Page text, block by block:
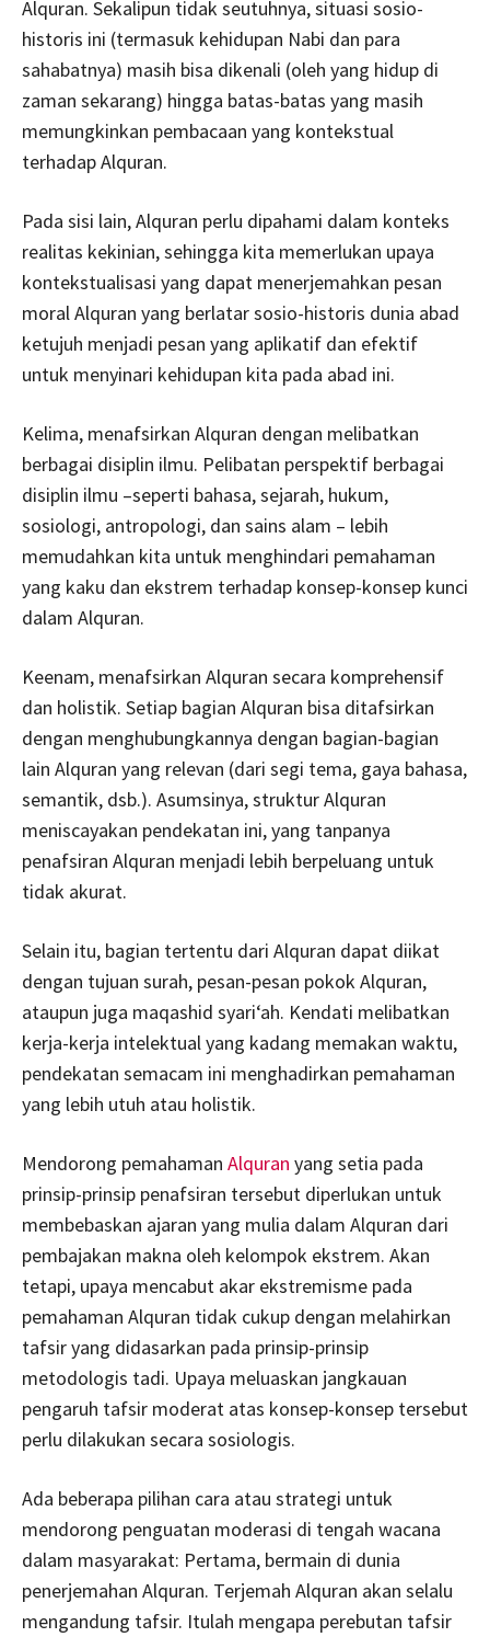
Alquran. Sekalipun tidak seutuhnya, situasi sosio-
historis ini (termasuk kehidupan Nabi dan para
sahabatnya) masih bisa dikenali (oleh yang hidup di
zaman sekarang) hingga batas-batas yang masih
memungkinkan pembacaan yang kontekstual
terhadap Alquran.
Pada sisi lain, Alquran perlu dipahami dalam konteks
realitas kekinian, sehingga kita memerlukan upaya
kontekstualisasi yang dapat menerjemahkan pesan
moral Alquran yang berlatar sosio-historis dunia abad
ketujuh menjadi pesan yang aplikatif dan efektif
untuk menyinari kehidupan kita pada abad ini.
Kelima, menafsirkan Alquran dengan melibatkan
berbagai disiplin ilmu. Pelibatan perspektif berbagai
disiplin ilmu –seperti bahasa, sejarah, hukum,
sosiologi, antropologi, dan sains alam – lebih
memudahkan kita untuk menghindari pemahaman
yang kaku dan ekstrem terhadap konsep-konsep kunci
dalam Alquran.
Keenam, menafsirkan Alquran secara komprehensif
dan holistik. Setiap bagian Alquran bisa ditafsirkan
dengan menghubungkannya dengan bagian-bagian
lain Alquran yang relevan (dari segi tema, gaya bahasa,
semantik, dsb.). Asumsinya, struktur Alquran
meniscayakan pendekatan ini, yang tanpanya
penafsiran Alquran menjadi lebih berpeluang untuk
tidak akurat.
Selain itu, bagian tertentu dari Alquran dapat diikat
dengan tujuan surah, pesan-pesan pokok Alquran,
ataupun juga maqashid syari‘ah. Kendati melibatkan
kerja-kerja intelektual yang kadang memakan waktu,
pendekatan semacam ini menghadirkan pemahaman
yang lebih utuh atau holistik.
Mendorong pemahaman Alquran yang setia pada
prinsip-prinsip penafsiran tersebut diperlukan untuk
membebaskan ajaran yang mulia dalam Alquran dari
pembajakan makna oleh kelompok ekstrem. Akan
tetapi, upaya mencabut akar ekstremisme pada
pemahaman Alquran tidak cukup dengan melahirkan
tafsir yang didasarkan pada prinsip-prinsip
metodologis tadi. Upaya meluaskan jangkauan
pengaruh tafsir moderat atas konsep-konsep tersebut
perlu dilakukan secara sosiologis.
Ada beberapa pilihan cara atau strategi untuk
mendorong penguatan moderasi di tengah wacana
dalam masyarakat: Pertama, bermain di dunia
penerjemahan Alquran. Terjemah Alquran akan selalu
mengandung tafsir. Itulah mengapa perebutan tafsir